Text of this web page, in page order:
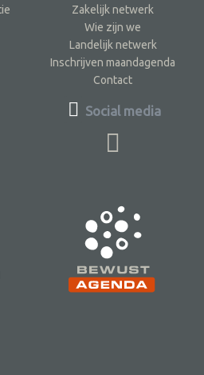
Zakelijk netwerk
Wie zijn we
Landelijk netwerk
Inschrijven maandagenda
Contact
Social media